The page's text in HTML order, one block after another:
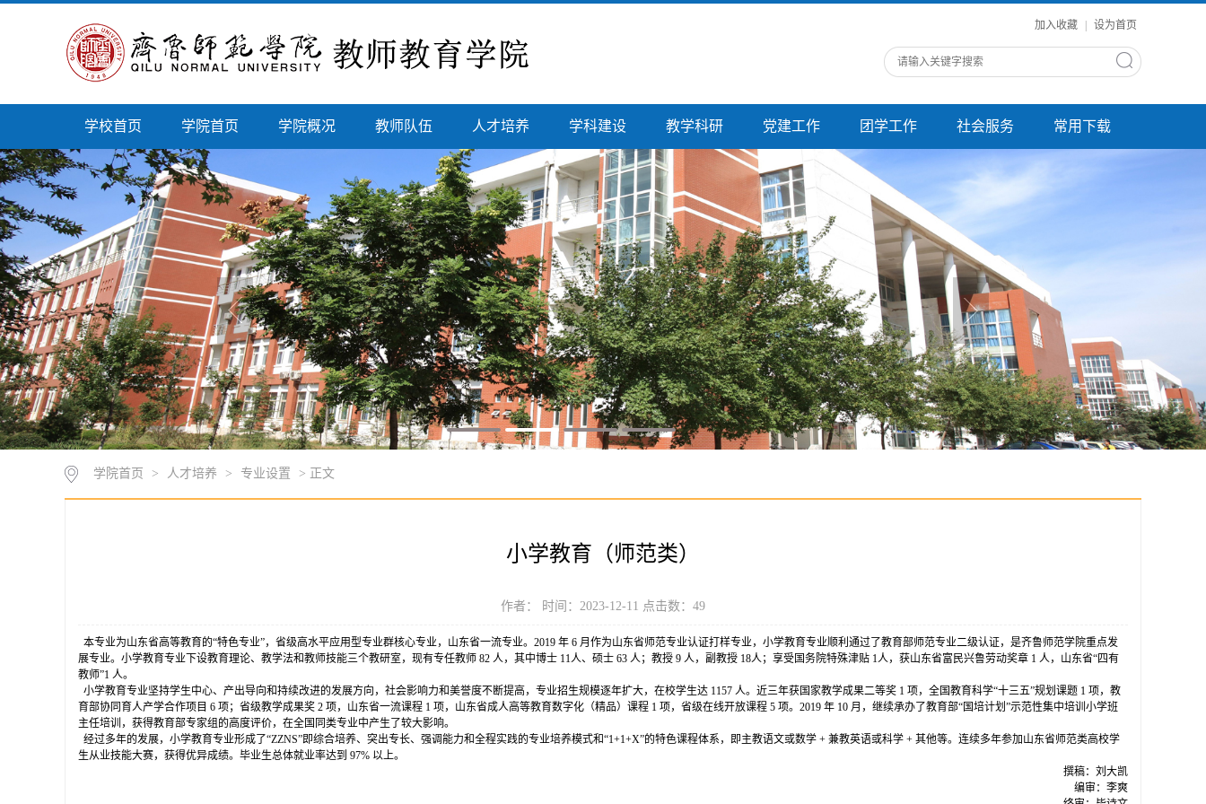
加入收藏 设为首页
学校首页 学院首页 学院概况 教师队伍 人才培养 学科建设 教学科研 党建工作 团学工作 社会服务 常用下载
学院首页 > 人才培养 > 专业设置 > 正文
小学教育（师范类）
作者： 时间：2023-12-11 点击数： 49
本专业为山东省高等教育的“特色专业”，省级高水平应用型专业群核心专业，山东省一流专业。2019 年 6 月作为山东省师范专业认证打样专业，小学教育专业顺利通过了教育部师范专业二级认证，是齐鲁师范学院重点发
展专业。小学教育专业下设教育理论、教学法和教师技能三个教研室，现有专任教师 82 人，其中博士 11人、硕士 63 人；教授 9 人，副教授 18人；享受国务院特殊津贴 1人，获山东省富民兴鲁劳动奖章 1 人，山东省“四有
教师”1 人。
小学教育专业坚持学生中心、产出导向和持续改进的发展方向，社会影响力和美誉度不断提高，专业招生规模逐年扩大，在校学生达 1157 人。近三年获国家教学成果二等奖 1 项，全国教育科学“十三五”规划课题 1 项，教
育部协同育人产学合作项目 6 项；省级教学成果奖 2 项，山东省一流课程 1 项，山东省成人高等教育数字化（精品）课程 1 项，省级在线开放课程 5 项。2019 年 10 月，继续承办了教育部“国培计划”示范性集中培训小学班
主任培训，获得教育部专家组的高度评价，在全国同类专业中产生了较大影响。
经过多年的发展，小学教育专业形成了“ZZNS”即综合培养、突出专长、强调能力和全程实践的专业培养模式和“1+1+X”的特色课程体系，即主教语文或数学 + 兼教英语或科学 + 其他等。连续多年参加山东省师范类高校学
生从业技能大赛，获得优异成绩。毕业生总体就业率达到 97% 以上。
撰稿：刘大凯
编审：李爽